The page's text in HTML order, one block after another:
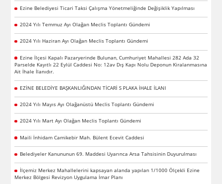
Ezine Belediyesi Ticari Taksi Çalışma Yönetmeliğinde Değişiklik Yapılması
2024 Yılı Temmuz Ayı Olağan Meclis Toplantı Gündemi
2024 Yılı Haziran Ayı Olağan Meclis Toplantı Gündemi
Ezine İlçesi Kapalı Pazaryerinde Bulunan, Cumhuriyet Mahallesi 282 Ada 32
Parselde Kayıtlı 22 Eylül Caddesi No: 12av Dış Kapı Nolu Deponun Kiralanmasına
Ait İhale İlanıdır.
EZİNE BELEDİYE BAŞKANLIĞINDAN TİCARİ S PLAKA İHALE İLANI
2024 Yılı Mayıs Ayı Olağanüstü Meclis Toplantı Gündemi
2024 Yılı Mart Ayı Olağan Meclis Toplantı Gündemi
Maili İnhidam Camikebir Mah. Bülent Ecevit Caddesi
Belediyeler Kanununun 69. Maddesi Uyarınca Arsa Tahsisinin Duyurulması
İlçemiz Merkez Mahallelerini kapsayan alanda yapılan 1/1000 Ölçekli Ezine
Merkez Bölgesi Revizyon Uygulama İmar Planı